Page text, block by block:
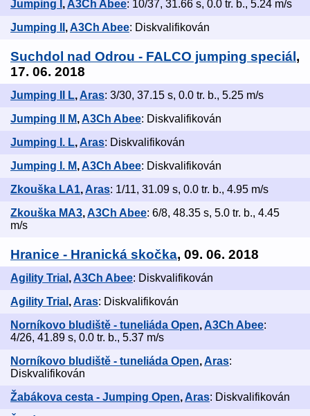
Jumping I , A3Ch Abee: 10/37, 31.66 s, 0.0 tr. b., 5.24 m/s
Jumping II ,A3Ch Abee: Diskvalifikován
Suchdol nad Odrou - FALCO jumping speciál ,
17. 06. 2018
Jumping II L, Aras: 3/30, 37.15 s, 0.0 tr. b., 5.25 m/s
Jumping II M,A3Ch Abee: Diskvalifikován
Jumping I. L, Aras: Diskvalifikován
Jumping I. M,A3Ch Abee: Diskvalifikován
Zkouška LA1, Aras: 1/11, 31.09 s, 0.0 tr. b., 4.95 m/s
Zkouška MA3,A3Ch Abee: 6/8, 48.35 s, 5.0 tr. b., 4.45
m/s
Hranice - Hranická skočka, 09. 06. 2018
Agility Trial , A3Ch Abee: Diskvalifikován
Agility Trial ,Aras: Diskvalifikován
Norníkovo bludiště - tuneliáda Open, A3Ch Abee:
4/26, 41.89 s, 0.0 tr. b., 5.37 m/s
Norníkovo bludiště - tuneliáda Open,Aras:
Diskvalifikován
Žabákova cesta - Jumping Open, Aras: Diskvalifikován